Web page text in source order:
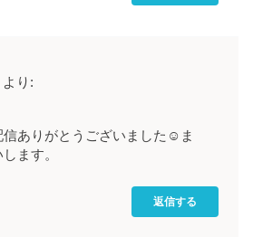
より:
信ありがとうございました☺ま
ます。
返信する